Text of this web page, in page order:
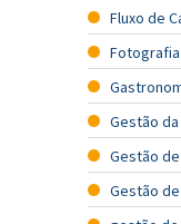
Fluxo de
Gestão
Gestão
Gestão